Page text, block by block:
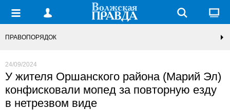
ПРАВОПОРЯДОК
24/09/2024
У жителя Оршанского района (Марий Эл)
конфисковали мопед за повторную езду
в нетрезвом виде